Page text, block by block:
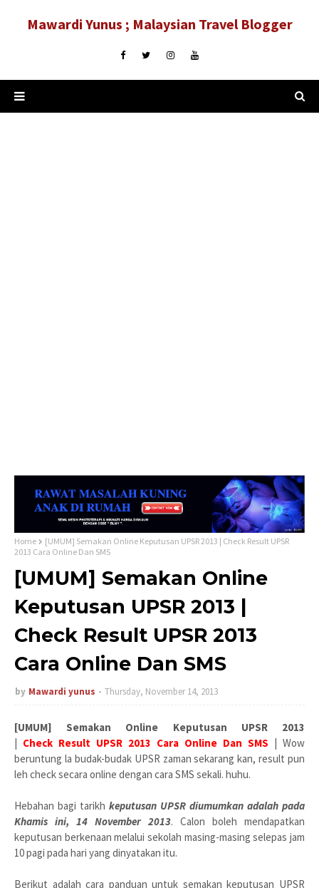
Mawardi Yunus ; Malaysian Travel Blogger
Home
[UMUM] Semakan Online Keputusan UPSR 2013 | Check Result UPSR
2013 Cara Online Dan SMS
[UMUM] Semakan Online
Keputusan UPSR 2013 |
Check Result UPSR 2013
Cara Online Dan SMS
by Mawardi yunus Thursday, November 14, 2013
[UMUM] Semakan Online Keputusan UPSR 2013
| Check Result UPSR 2013 Cara Online Dan SMS | Wow
beruntung la budak-budak UPSR zaman sekarang kan, result pun
leh check secara online dengan cara SMS sekali. huhu.
Hebahan bagi tarikh keputusan UPSR diumumkan adalah pada
Khamis ini, 14 November 2013. Calon boleh mendapatkan
keputusan berkenaan melalui sekolah masing-masing selepas jam
10 pagi pada hari yang dinyatakan itu.
Berikut adalah cara panduan untuk semakan keputusan UPSR